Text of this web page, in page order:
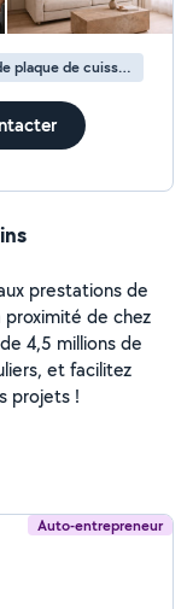
Réparation de plaque de cuisson
prestations de
de chez
4,5 millions de
et facilitez
projets !
Auto-entrepreneur